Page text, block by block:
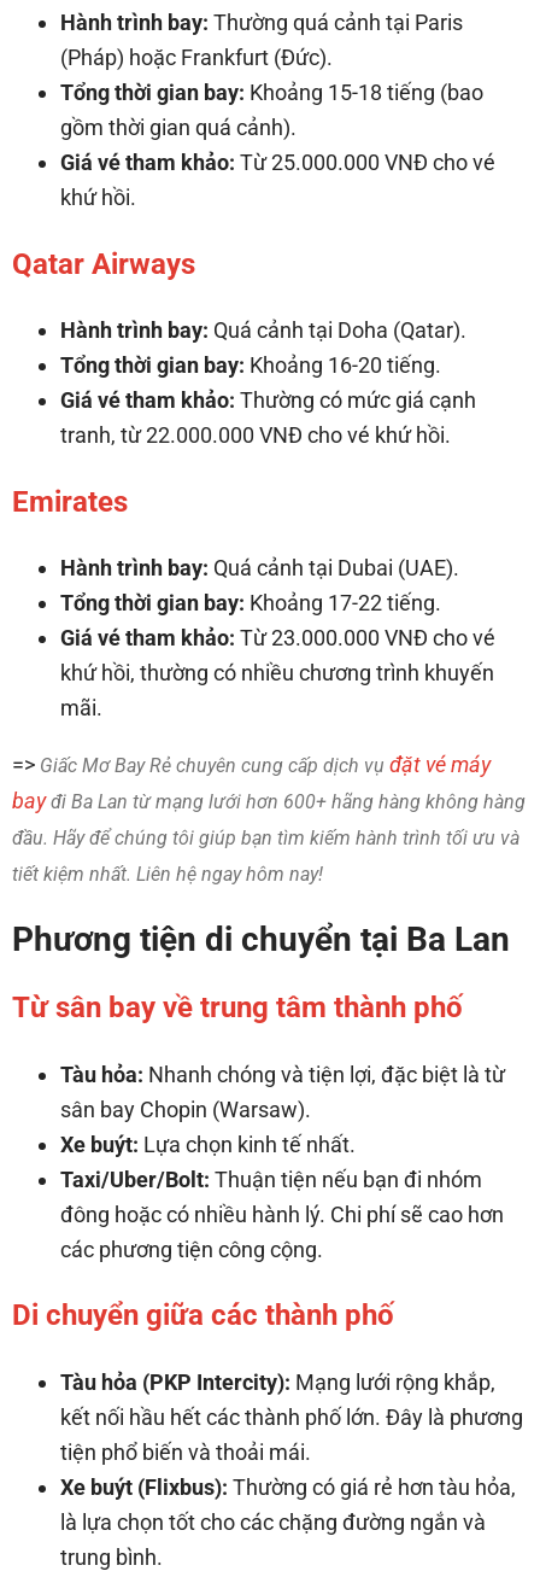
Hành trình bay: Thường quá cảnh tại Paris
(Pháp) hoặc Frankfurt (Đức).
Tổng thời gian bay: Khoảng 15-18 tiếng (bao
gồm thời gian quá cảnh).
Giá vé tham khảo: Từ 25.000.000 VNĐ cho vé
khứ hồi.
Qatar Airways
Hành trình bay: Quá cảnh tại Doha (Qatar).
Tổng thời gian bay: Khoảng 16-20 tiếng.
Giá vé tham khảo: Thường có mức giá cạnh
tranh, từ 22.000.000 VNĐ cho vé khứ hồi.
Emirates
Hành trình bay: Quá cảnh tại Dubai (UAE).
Tổng thời gian bay: Khoảng 17-22 tiếng.
Giá vé tham khảo: Từ 23.000.000 VNĐ cho vé
khứ hồi, thường có nhiều chương trình khuyến
mãi.
=> Giấc Mơ Bay Rẻ chuyên cung cấp dịch vụ đặt vé máy
bayđi Ba Lan từ mạng lưới hơn 600+ hãng hàng không hàng
đầu. Hãy để chúng tôi giúp bạn tìm kiếm hành trình tối ưu và
tiết kiệm nhất. Liên hệ ngay hôm nay!
Phương tiện di chuyển tại Ba Lan
Từ sân bay về trung tâm thành phố
Tàu hỏa: Nhanh chóng và tiện lợi, đặc biệt là từ
sân bay Chopin (Warsaw).
Xe buýt: Lựa chọn kinh tế nhất.
Taxi/Uber/Bolt: Thuận tiện nếu bạn đi nhóm
đông hoặc có nhiều hành lý. Chi phí sẽ cao hơn
các phương tiện công cộng.
Di chuyển giữa các thành phố
Tàu hỏa (PKP Intercity): Mạng lưới rộng khắp,
kết nối hầu hết các thành phố lớn. Đây là phương
tiện phổ biến và thoải mái.
Xe buýt (Flixbus): Thường có giá rẻ hơn tàu hỏa,
là lựa chọn tốt cho các chặng đường ngắn và
trung bình.